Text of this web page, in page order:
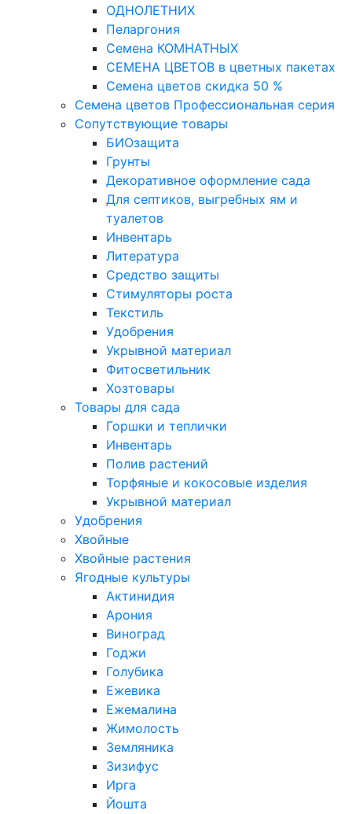
ОДНОЛЕТНИХ
Пеларгония
Семена КОМНАТНЫХ
СЕМЕНА ЦВЕТОВ в цветных пакетах
Семена цветов скидка 50 %
Семена цветов Профессиональная серия
Сопутствующие товары
БИОзащита
Грунты
Декоративное оформление сада
Для септиков, выгребных ям и
туалетов
Инвентарь
Литература
Средство защиты
Стимуляторы роста
Текстиль
Удобрения
Укрывной материал
Фитосветильник
Хозтовары
Товары для сада
Горшки и теплички
Инвентарь
Полив растений
Торфяные и кокосовые изделия
Укрывной материал
Удобрения
Хвойные
Хвойные растения
Ягодные культуры
Актинидия
Арония
Виноград
Годжи
Голубика
Ежевика
Ежемалина
Жимолость
Земляника
Зизифус
Ирга
Йошта